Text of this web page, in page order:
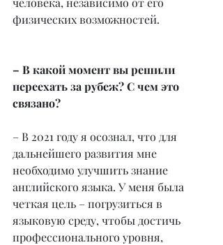
физических возможностей.
– В какой момент вы решили
переехать за рубеж? С чем это
связано?
– В 2021 году я осознал, что для
дальнейшего развития мне
необходимо улучшить знание
английского языка. У меня была
четкая цель – погрузиться в
языковую среду, чтобы достичь
профессионального уровня,